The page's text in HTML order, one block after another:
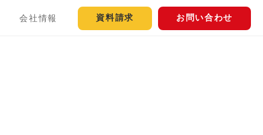
会社情報 資料請求 お問い合わせ